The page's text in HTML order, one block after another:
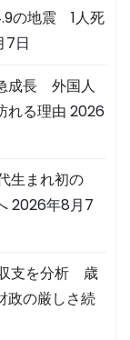
の地震 1人死
7日
成長 外国人
れる理由 2026
生まれ初の
2026年8月7
支を分析 歳
政の厳しさ続